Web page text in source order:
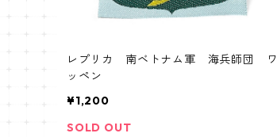
レプリカ 南ベトナム軍 海兵師団 ワ
ッペン
¥1,200
SOLD OUT